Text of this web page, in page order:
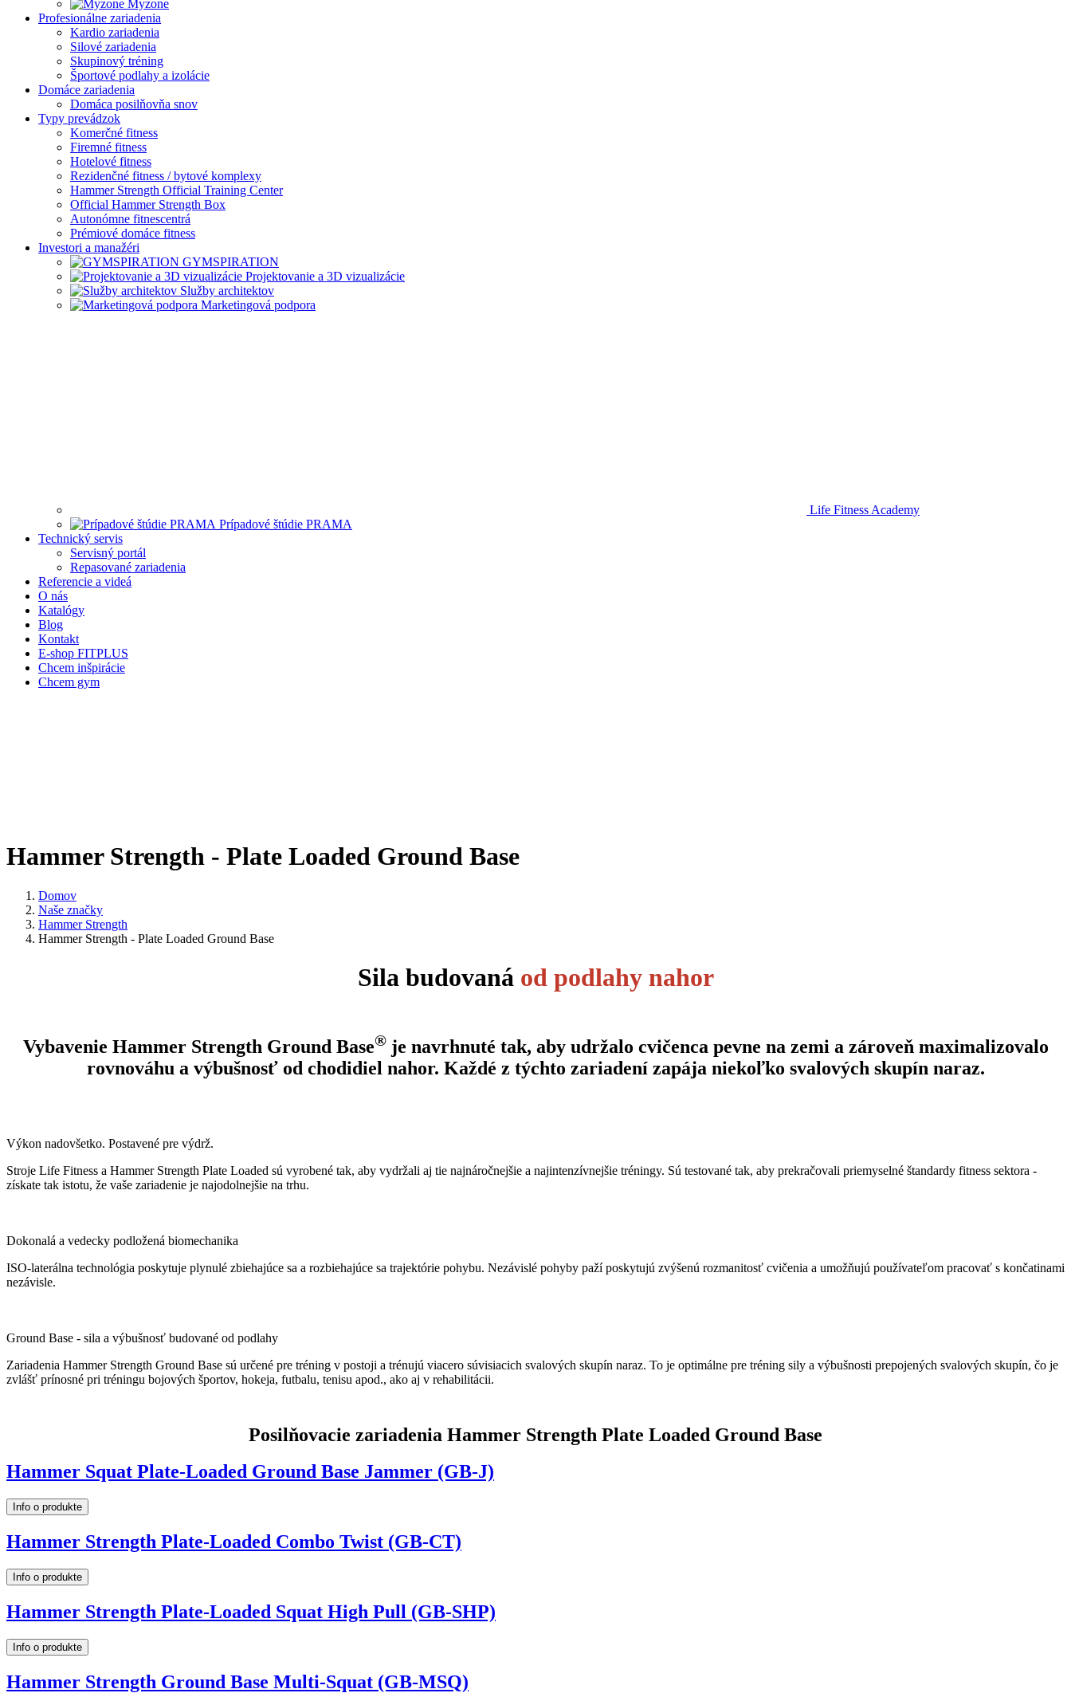
Myzone
Profesionálne zariadenia
Kardio zariadenia
Silové zariadenia
Skupinový tréning
Športové podlahy a izolácie
Domáce zariadenia
Domáca posilňovňa snov
Typy prevádzok
Komerčné fitness
Firemné fitness
Hotelové fitness
Rezidenčné fitness / bytové komplexy
Hammer Strength Official Training Center
Official Hammer Strength Box
Autonómne fitnescentrá
Prémiové domáce fitness
Investori a manažéri
GYMSPIRATION
Projektovanie a 3D vizualizácie
Služby architektov
Marketingová podpora
Life Fitness Academy
Prípadové štúdie PRAMA
Technický servis
Servisný portál
Repasované zariadenia
Referencie a videá
O nás
Katalógy
Blog
Kontakt
E-shop FITPLUS
Chcem inšpirácie
Chcem gym
Hammer Strength - Plate Loaded Ground Base
Domov
Naše značky
Hammer Strength
Hammer Strength - Plate Loaded Ground Base
Sila budovaná od podlahy nahor
Vybavenie Hammer Strength Ground Base®je navrhnuté tak, aby udržalo cvičenca pevne na zemi a zároveň maximalizovalo
rovnováhu a výbušnosť od chodidiel nahor. Každé z týchto zariadení zapája niekoľko svalových skupín naraz.
Výkon nadovšetko. Postavené pre výdrž.
Stroje Life Fitness a Hammer Strength Plate Loaded sú vyrobené tak, aby vydržali aj tie najnáročnejšie a najintenzívnejšie tréningy. Sú testované tak, aby prekračovali priemyselné štandardy fitness sektora -
získate tak istotu, že vaše zariadenie je najodolnejšie na trhu.
Dokonalá a vedecky podložená biomechanika
ISO-laterálna technológia poskytuje plynulé zbiehajúce sa a rozbiehajúce sa trajektórie pohybu. Nezávislé pohyby paží poskytujú zvýšenú rozmanitosť cvičenia a umožňujú používateľom pracovať s končatinami
nezávisle.
Ground Base - sila a výbušnosť budované od podlahy
Zariadenia Hammer Strength Ground Base sú určené pre tréning v postoji a trénujú viacero súvisiacich svalových skupín naraz. To je optimálne pre tréning sily a výbušnosti prepojených svalových skupín, čo je
zvlášť prínosné pri tréningu bojových športov, hokeja, futbalu, tenisu apod., ako aj v rehabilitácii.
Posilňovacie zariadenia Hammer Strength Plate Loaded Ground Base
Hammer Squat Plate-Loaded Ground Base Jammer (GB-J)
Info o produkte
Hammer Strength Plate-Loaded Combo Twist (GB-CT)
Info o produkte
Hammer Strength Plate-Loaded Squat High Pull (GB-SHP)
Info o produkte
Hammer Strength Ground Base Multi-Squat (GB-MSQ)